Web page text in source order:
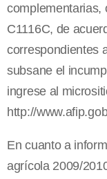
complementarias,
C1116C, de
correspondientes
subsane el
ingrese al
http://
En cuanto a
agrícola 2009/